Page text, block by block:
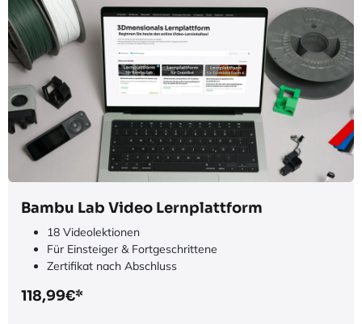
Bambu Lab Video Lernplattform
18 Videolektionen
Für Einsteiger & Fortgeschrittene
Zertifikat nach Abschluss
118,99€*